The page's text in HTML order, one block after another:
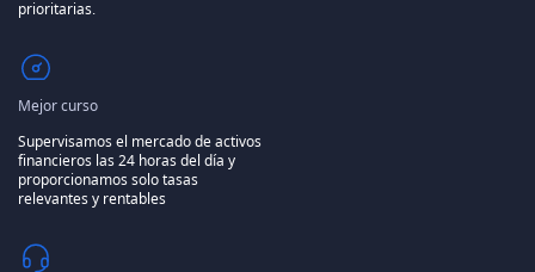
prioritarias.
Mejor curso
Supervisamos el mercado de activos
financieros las 24 horas del día y
proporcionamos solo tasas
relevantes y rentables